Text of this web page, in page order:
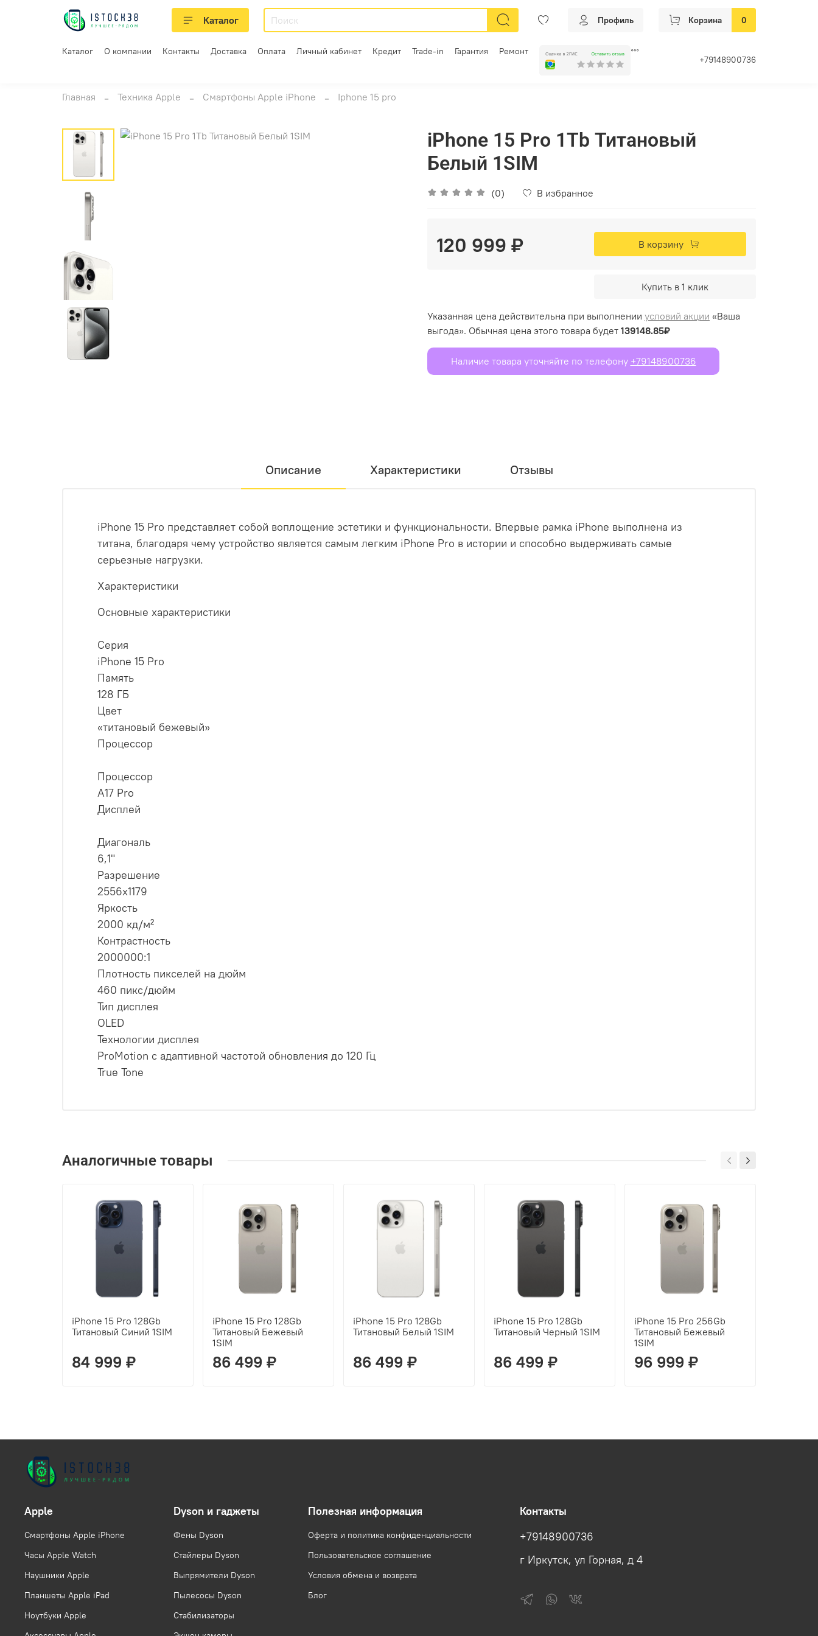
Каталог Профиль Корзина 0
Каталог О компании Контакты Доставка Оплата Личный кабинет Кредит Trade-in Гарантия
Ремонт
+79148900736
Главная Техника Apple Смартфоны Apple iPhone Iphone 15 pro
iPhone 15 Pro 1Tb Титановый
Белый 1SIM
(0) В избранное
120 999 ₽ В корзину
Купить в 1 клик
Указанная цена действительна при выполнении условий акции «Ваша
выгода». Обычная цена этого товара будет 139148.85₽
Наличие товара уточняйте по телефону +79148900736
Описание Характеристики Отзывы
iPhone 15 Pro представляет собой воплощение эстетики и функциональности. Впервые рамка iPhone выполнена из
титана, благодаря чему устройство является самым легким iPhone Pro в истории и способно выдерживать самые
серьезные нагрузки.
Характеристики
Основные характеристики
Серия
iPhone 15 Pro
Память
128 ГБ
Цвет
«титановый бежевый»
Процессор
Процессор
A17 Pro
Дисплей
Диагональ
6,1"
Разрешение
2556x1179
Яркость
2000 кд/м²
Контрастность
2000000:1
Плотность пикселей на дюйм
460 пикс/дюйм
Тип дисплея
OLED
Технологии дисплея
ProMotion с адаптивной частотой обновления до 120 Гц
True Tone
Аналогичные товары
iPhone 15 Pro 128Gb
Титановый Синий 1SIM
84 999 ₽
iPhone 15 Pro 128Gb
Титановый Бежевый
1SIM
86 499 ₽
iPhone 15 Pro 128Gb
Титановый Белый 1SIM
86 499 ₽
iPhone 15 Pro 128Gb
Титановый Черный 1SIM
86 499 ₽
iPhone 15 Pro 256Gb
Титановый Бежевый
1SIM
96 999 ₽
Apple
Смартфоны Apple iPhone
Часы Apple Watch
Наушники Apple
Планшеты Apple iPad
Ноутбуки Apple
Dyson и гаджеты
Фены Dyson
Стайлеры Dyson
Выпрямители Dyson
Пылесосы Dyson
Стабилизаторы
Полезная информация
Оферта и политика конфиденциальности
Пользовательское соглашение
Условия обмена и возврата
Блог
Контакты
+79148900736
г Иркутск, ул Горная, д 4